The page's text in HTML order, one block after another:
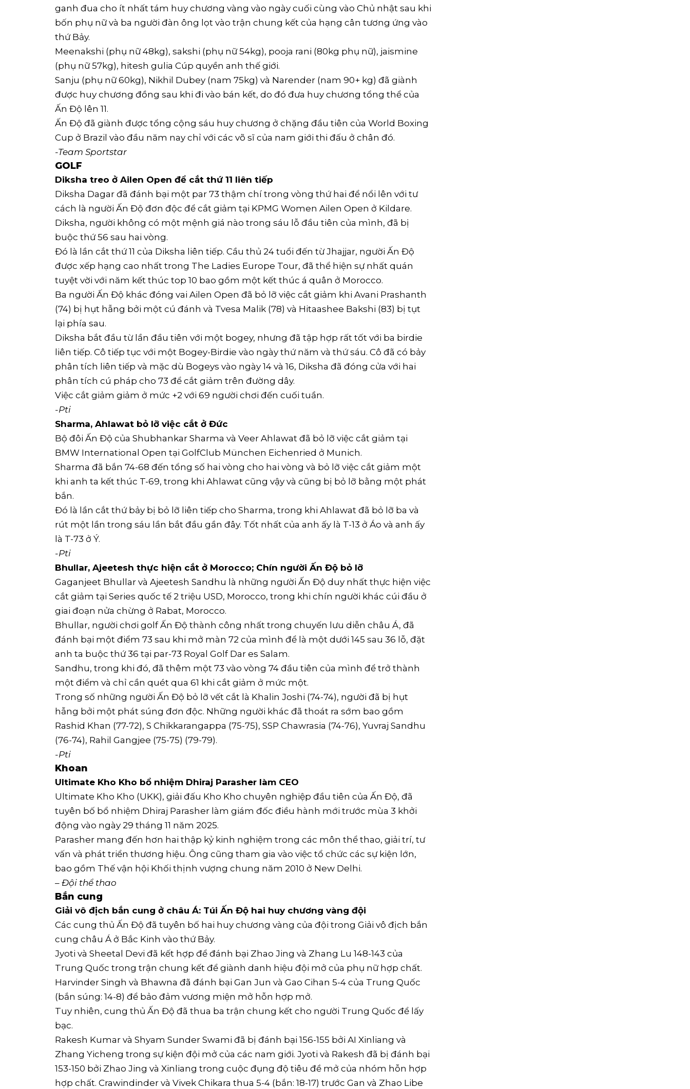
ganh đua cho ít nhất tám huy chương vàng vào ngày cuối cùng vào Chủ nhật sau khi
bốn phụ nữ và ba người đàn ông lọt vào trận chung kết của hạng cân tương ứng vào
thứ Bảy.
Meenakshi (phụ nữ 48kg), sakshi (phụ nữ 54kg), pooja rani (80kg phụ nữ), jaismine
(phụ nữ 57kg), hitesh gulia Cúp quyền anh thế giới.
Sanju (phụ nữ 60kg), Nikhil Dubey (nam 75kg) và Narender (nam 90+ kg) đã giành
được huy chương đồng sau khi đi vào bán kết, do đó đưa huy chương tổng thể của
Ấn Độ lên 11.
Ấn Độ đã giành được tổng cộng sáu huy chương ở chặng đầu tiên của World Boxing
Cup ở Brazil vào đầu năm nay chỉ với các võ sĩ của nam giới thi đấu ở chân đó.
-Team Sportstar
GOLF
Diksha treo ở Ailen Open để cắt thứ 11 liên tiếp
Diksha Dagar đã đánh bại một par 73 thậm chí trong vòng thứ hai để nổi lên với tư
cách là người Ấn Độ đơn độc để cắt giảm tại KPMG Women Ailen Open ở Kildare.
Diksha, người không có một mệnh giá nào trong sáu lỗ đầu tiên của mình, đã bị
buộc thứ 56 sau hai vòng.
Đó là lần cắt thứ 11 của Diksha liên tiếp. Cầu thủ 24 tuổi đến từ Jhajjar, người Ấn Độ
được xếp hạng cao nhất trong The Ladies Europe Tour, đã thể hiện sự nhất quán
tuyệt vời với năm kết thúc top 10 bao gồm một kết thúc á quân ở Morocco.
Ba người Ấn Độ khác đóng vai Ailen Open đã bỏ lỡ việc cắt giảm khi Avani Prashanth
(74) bị hụt hẫng bởi một cú đánh và Tvesa Malik (78) và Hitaashee Bakshi (83) bị tụt
lại phía sau.
Diksha bắt đầu từ lần đầu tiên với một bogey, nhưng đã tập hợp rất tốt với ba birdie
liên tiếp. Cô tiếp tục với một Bogey-Birdie vào ngày thứ năm và thứ sáu. Cô đã có bảy
phân tích liên tiếp và mặc dù Bogeys vào ngày 14 và 16, Diksha đã đóng cửa với hai
phân tích cú pháp cho 73 để cắt giảm trên đường dây.
Việc cắt giảm giảm ở mức +2 với 69 người chơi đến cuối tuần.
-Pti
Sharma, Ahlawat bỏ lỡ việc cắt ở Đức
Bộ đôi Ấn Độ của Shubhankar Sharma và Veer Ahlawat đã bỏ lỡ việc cắt giảm tại
BMW International Open tại GolfClub München Eichenried ở Munich.
Sharma đã bắn 74-68 đến tổng số hai vòng cho hai vòng và bỏ lỡ việc cắt giảm một
khi anh ta kết thúc T-69, trong khi Ahlawat cũng vậy và cũng bị bỏ lỡ bằng một phát
bắn.
Đó là lần cắt thứ bảy bị bỏ lỡ liên tiếp cho Sharma, trong khi Ahlawat đã bỏ lỡ ba và
rút một lần trong sáu lần bắt đầu gần đây. Tốt nhất của anh ấy là T-13 ở Áo và anh ấy
là T-73 ở Ý.
-Pti
Bhullar, Ajeetesh thực hiện cắt ở Morocco; Chín người Ấn Độ bỏ lỡ
Gaganjeet Bhullar và Ajeetesh Sandhu là những người Ấn Độ duy nhất thực hiện việc
cắt giảm tại Series quốc tế 2 triệu USD, Morocco, trong khi chín người khác cúi đầu ở
giai đoạn nửa chừng ở Rabat, Morocco.
Bhullar, người chơi golf Ấn Độ thành công nhất trong chuyến lưu diễn châu Á, đã
đánh bại một điểm 73 sau khi mở màn 72 của mình để là một dưới 145 sau 36 lỗ, đặt
anh ta buộc thứ 36 tại par-73 Royal Golf Dar es Salam.
Sandhu, trong khi đó, đã thêm một 73 vào vòng 74 đầu tiên của mình để trở thành
một điểm và chỉ cần quét qua 61 khi cắt giảm ở mức một.
Trong số những người Ấn Độ bỏ lỡ vết cắt là Khalin Joshi (74-74), người đã bị hụt
hẫng bởi một phát súng đơn độc. Những người khác đã thoát ra sớm bao gồm
Rashid Khan (77-72), S Chikkarangappa (75-75), SSP Chawrasia (74-76), Yuvraj Sandhu
(76-74), Rahil Gangjee (75-75) (79-79).
-Pti
Khoan
Ultimate Kho Kho bổ nhiệm Dhiraj Parasher làm CEO
Ultimate Kho Kho (UKK), giải đấu Kho Kho chuyên nghiệp đầu tiên của Ấn Độ, đã
tuyên bố bổ nhiệm Dhiraj Parasher làm giám đốc điều hành mới trước mùa 3 khởi
động vào ngày 29 tháng 11 năm 2025.
Parasher mang đến hơn hai thập kỷ kinh nghiệm trong các môn thể thao, giải trí, tư
vấn và phát triển thương hiệu. Ông cũng tham gia vào việc tổ chức các sự kiện lớn,
bao gồm Thế vận hội Khối thịnh vượng chung năm 2010 ở New Delhi.
– Đội thể thao
Bắn cung
Giải vô địch bắn cung ở châu Á: Túi Ấn Độ hai huy chương vàng đội
Các cung thủ Ấn Độ đã tuyên bố hai huy chương vàng của đội trong Giải vô địch bắn
cung châu Á ở Bắc Kinh vào thứ Bảy.
Jyoti và Sheetal Devi đã kết hợp để đánh bại Zhao Jing và Zhang Lu 148-143 của
Trung Quốc trong trận chung kết để giành danh hiệu đội mở của phụ nữ hợp chất.
Harvinder Singh và Bhawna đã đánh bại Gan Jun và Gao Cihan 5-4 của Trung Quốc
(bắn súng: 14-8) để bảo đảm vương miện mở hỗn hợp mở.
Tuy nhiên, cung thủ Ấn Độ đã thua ba trận chung kết cho người Trung Quốc để lấy
bạc.
Rakesh Kumar và Shyam Sunder Swami đã bị đánh bại 156-155 bởi AI Xinliang và
Zhang Yicheng trong sự kiện đội mở của các nam giới. Jyoti và Rakesh đã bị đánh bại
153-150 bởi Zhao Jing và Xinliang trong cuộc đụng độ tiêu đề mở của nhóm hỗn hợp
hợp chất. Crawindinder và Vivek Chikara thua 5-4 (bắn: 18-17) trước Gan và Zhao Libe